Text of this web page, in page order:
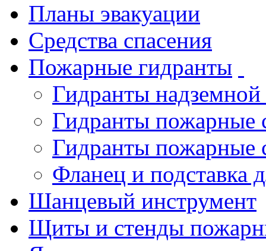
Планы эвакуации
Средства спасения
Пожарные гидранты
Гидранты
Гидранты пожарные
Гидранты пожарные
Фланец и подставка
Шанцевый инструмент
Щиты и стенды